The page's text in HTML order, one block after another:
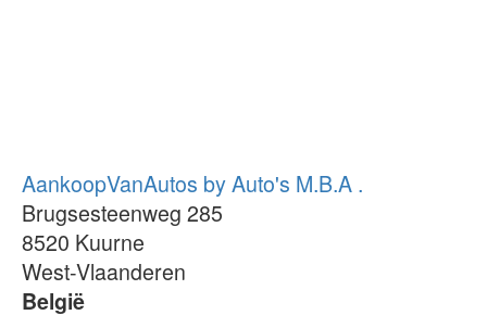
AankoopVanAutos by Auto's M.B.A .
Brugsesteenweg 285
8520 Kuurne
West-Vlaanderen
België